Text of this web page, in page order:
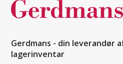
Gerdmans - din leverandør
lagerinventar